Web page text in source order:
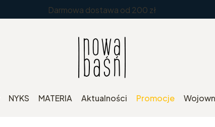
Darmowa dostawa od 200 zł
NYKS MATERIA Aktualności Promocje